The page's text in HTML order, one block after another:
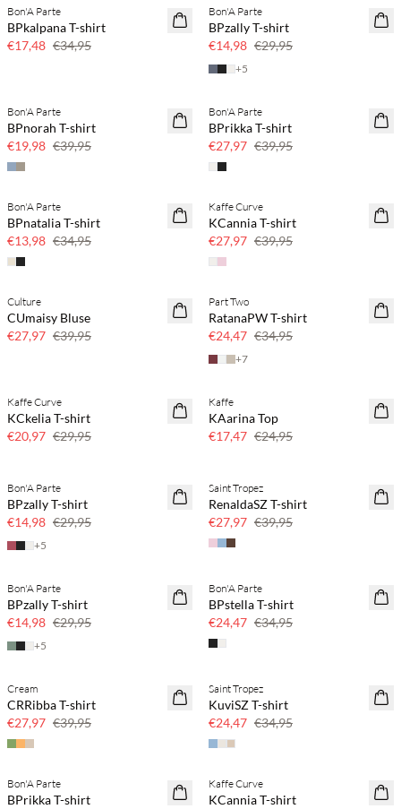
SAVE20
50 % Rabatt
Bon'A Parte
BPkalpana T-shirt
€17,48 €34,95
SAVE20
50 % Rabatt
Bon'A Parte
BPzally T-shirt
€14,98 €29,95
+5
SAVE20
Bon'A Parte
BPnorah T-shirt
€19,98 €39,95
SAVE20
Bon'A Parte
BPrikka T-shirt
€27,97 €39,95
SAVE20
Bon'A Parte
BPnatalia T-shirt
€13,98 €34,95
SAVE20
Kaffe Curve
KCannia T-shirt
€27,97 €39,95
SAVE20
30 % Rabatt
Culture
CUmaisy Bluse
€27,97 €39,95
SAVE20
Part Two
RatanaPW T-shirt
€24,47 €34,95
+7
SAVE20
Kaffe Curve
KCkelia T-shirt
€20,97 €29,95
SAVE20
Kaffe
KAarina Top
€17,47 €24,95
SAVE20
50 % Rabatt
Bon'A Parte
BPzally T-shirt
€14,98 €29,95
+5
SAVE20
Saint Tropez
RenaldaSZ T-shirt
€27,97 €39,95
SAVE20
50 % Rabatt
Bon'A Parte
BPzally T-shirt
€14,98 €29,95
+5
SAVE20
Bon'A Parte
BPstella T-shirt
€24,47 €34,95
SAVE20
Cream
CRRibba T-shirt
€27,97 €39,95
SAVE20
Saint Tropez
KuviSZ T-shirt
€24,47 €34,95
SAVE20
Bon'A Parte
BPrikka T-shirt
SAVE20
Kaffe Curve
KCannia T-shirt